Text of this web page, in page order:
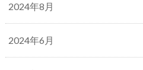
2024年8月
2024年6月